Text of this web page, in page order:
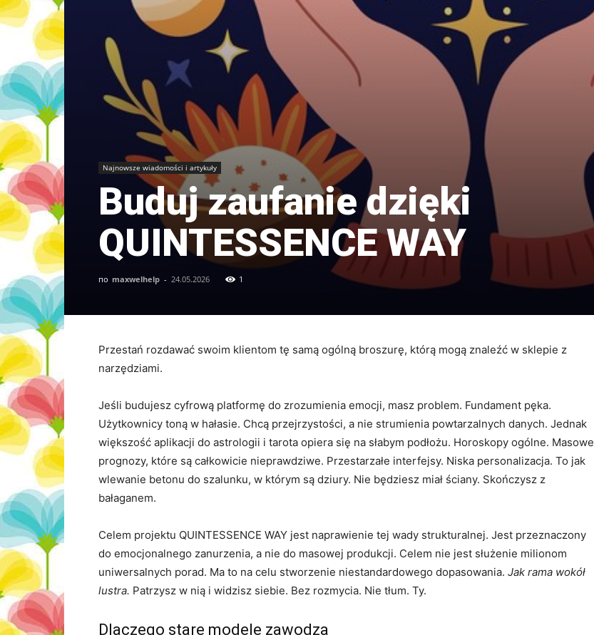
Najnowsze wiadomości i artykuły
Buduj zaufanie dzięki
QUINTESSENCE WAY
по maxwelhelp - 24.05.2026 1
Przestań rozdawać swoim klientom tę samą ogólną broszurę, którą mogą znaleźć w sklepie z
narzędziami.
Jeśli budujesz cyfrową platformę do zrozumienia emocji, masz problem. Fundament pęka.
Użytkownicy toną w hałasie. Chcą przejrzystości, a nie strumienia powtarzalnych danych. Jednak
większość aplikacji do astrologii i tarota opiera się na słabym podłożu. Horoskopy ogólne. Masowe
prognozy, które są całkowicie nieprawdziwe. Przestarzałe interfejsy. Niska personalizacja. To jak
wlewanie betonu do szalunku, w którym są dziury. Nie będziesz miał ściany. Skończysz z
bałaganem.
Celem projektu QUINTESSENCE WAY jest naprawienie tej wady strukturalnej. Jest przeznaczony
do emocjonalnego zanurzenia, a nie do masowej produkcji. Celem nie jest służenie milionom
uniwersalnych porad. Ma to na celu stworzenie niestandardowego dopasowania. Jak rama wokół
lustra. Patrzysz w nią i widzisz siebie. Bez rozmycia. Nie tłum. Ty.
Dlaczego stare modele zawodzą